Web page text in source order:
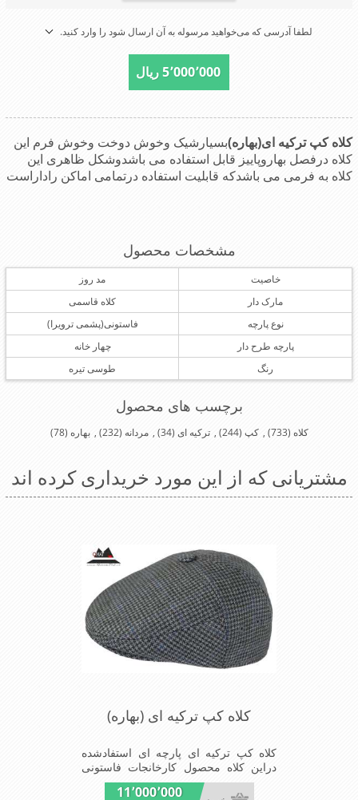
لطفا آدرسی که می‌خواهید مرسوله به آن ارسال شود را وارد کنید.
5٬000٬000 ریال
کلاه کپ ترکیه ای(بهاره)بسیارشیک وخوش دوخت وخوش فرم این
کلاه درفصل بهاروپاییز قابل استفاده می باشدوشکل ظاهری این
کلاه به فرمی می باشدکه قابلیت استفاده درتمامی اماکن راداراست
مشخصات محصول
خاصیت
مد روز
مارک دار
کلاه قاسمی
نوع پارچه
فاستونی(پشمی ترویرا)
پارچه طرح دار
چهار خانه
رنگ
طوسی تیره
برچسب های محصول
کلاه (733)
, کپ (244)
, ترکیه ای (34)
, مردانه (232)
, بهاره (78)
مشتریانی که از این مورد خریداری کرده اند
کلاه کپ ترکیه ای (بهاره)
کلاه کپ ترکیه ای پارچه ای استفادشده
دراین کلاه محصول کارخانجات فاستونی
ترویرااست وآستری نخ پنبه ای(پارچه زیر
11٬000٬000